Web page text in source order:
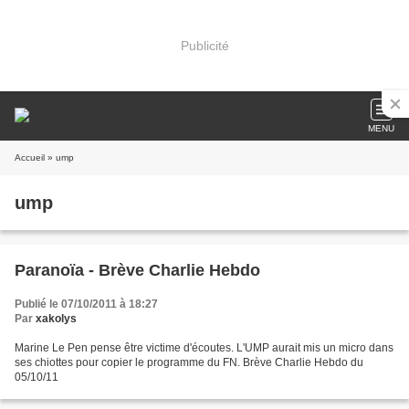
Publicité
MENU
Accueil » ump
ump
Paranoïa - Brève Charlie Hebdo
Publié le 07/10/2011 à 18:27
Par xakolys
Marine Le Pen pense être victime d'écoutes. L'UMP aurait mis un micro dans
ses chiottes pour copier le programme du FN. Brève Charlie Hebdo du
05/10/11